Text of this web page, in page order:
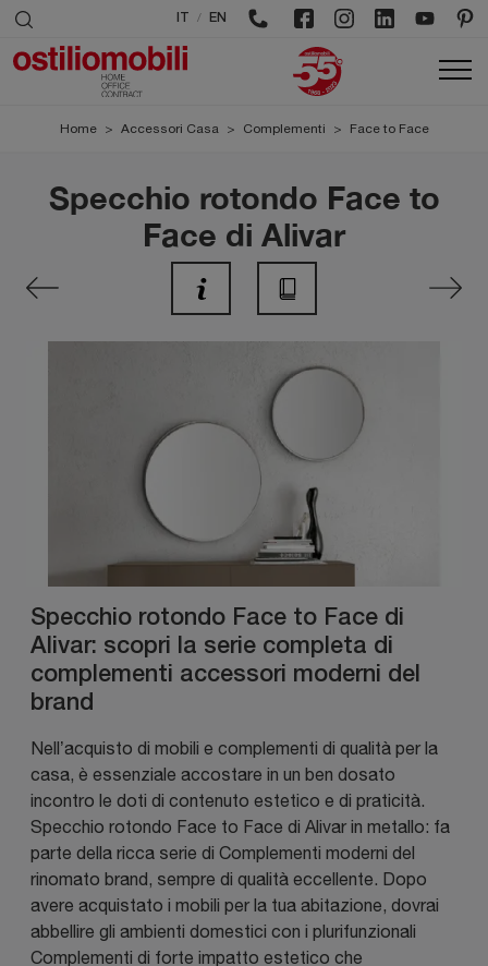
/ EN
Home > Accessori Casa > Complementi > Face to Face
Specchio rotondo Face to
Face di Alivar
Specchio rotondo Face to Face di
Alivar: scopri la serie completa di
complementi accessori moderni del
brand
Nell’acquisto di mobili e complementi di qualità per la
casa, è essenziale accostare in un ben dosato
incontro le doti di contenuto estetico e di praticità.
Specchio rotondo Face to Face di Alivar in metallo: fa
parte della ricca serie di Complementi moderni del
rinomato brand, sempre di qualità eccellente. Dopo
avere acquistato i mobili per la tua abitazione, dovrai
abbellire gli ambienti domestici con i plurifunzionali
Complementi di forte impatto estetico che